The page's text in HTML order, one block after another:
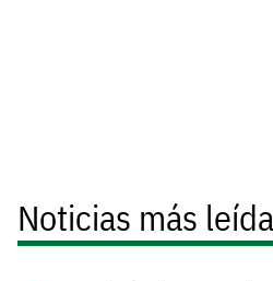
Noticias más